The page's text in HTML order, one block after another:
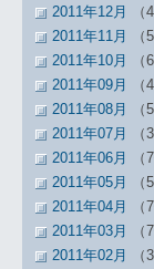
2011年12月
（
2011年11月
（
2011年10月
（
2011年09月
（
2011年08月
（
2011年07月
（
2011年06月
（
2011年05月
（
2011年04月
（
2011年03月
（
2011年02月
（